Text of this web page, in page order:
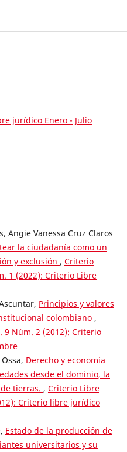
jurídico Enero - Julio
Angie Vanessa Cruz Claros
la ciudadanía como un
y exclusión , Criterio
1 (2022): Criterio Libre
Principios y valores
colombiano ,
9 Núm. 2 (2012): Criterio
Derecho y economía
desde el dominio, la
tierras. , Criterio Libre
Criterio libre jurídico
Estado de la producción de
universitarios y su